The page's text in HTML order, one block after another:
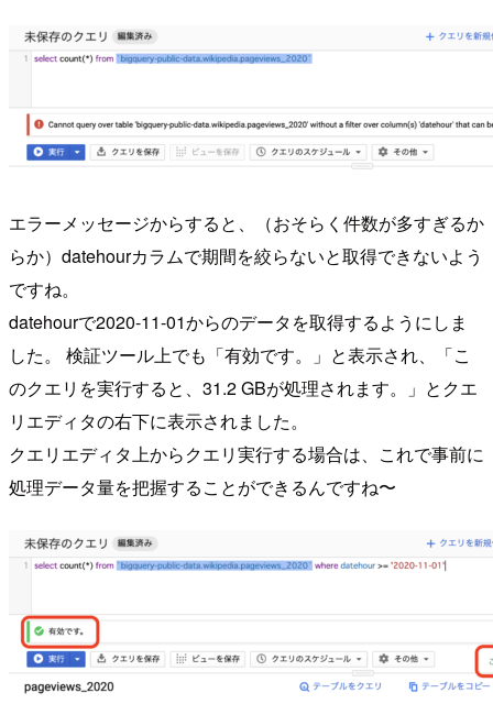
エラーメッセージからすると、（おそらく件数が多すぎるか
らか）datehourカラムで期間を絞らないと取得できないよう
ですね。
datehourで2020-11-01からのデータを取得するようにしま
した。 検証ツール上でも「有効です。」と表示され、「こ
のクエリを実行すると、31.2 GBが処理されます。」とクエ
リエディタの右下に表示されました。
クエリエディタ上からクエリ実行する場合は、これで事前に
処理データ量を把握することができるんですね〜